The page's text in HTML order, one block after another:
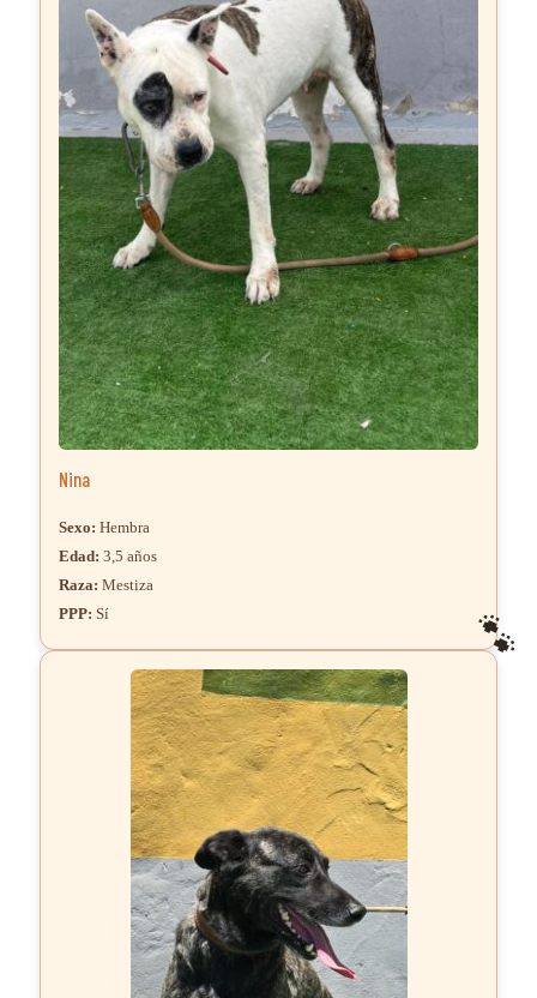
Nina
Sexo: Hembra
Edad: 3,5 años
Raza: Mestiza
PPP: Sí